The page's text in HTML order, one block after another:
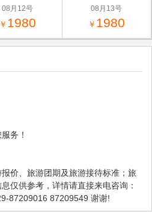
08月12号
￥ 1980
08月13号
￥ 1980
务！
价、旅游团期及旅游接待标准；旅
仅供参考，详情请直接来电咨询：
029-87200345 87200337 029-87209016 87209549 谢谢!